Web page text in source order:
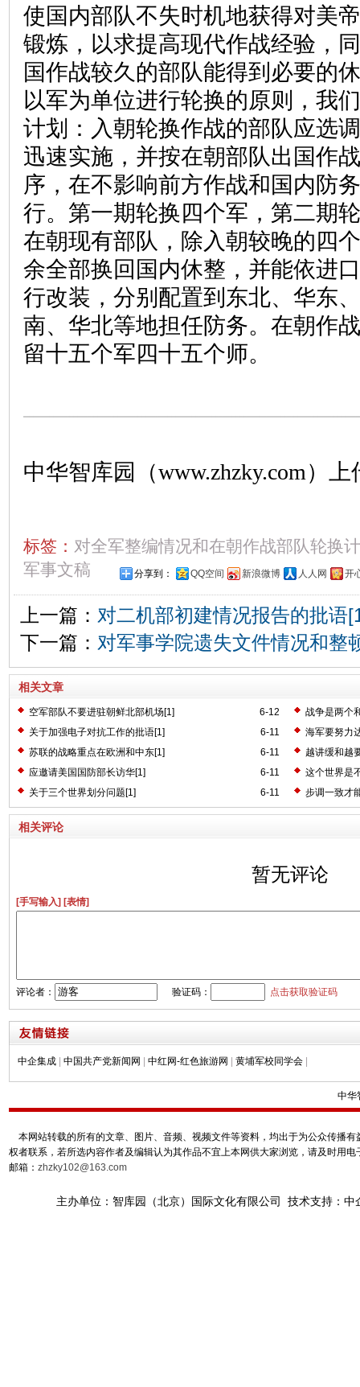
使国内部队不失时机地获得对美
锻炼，以求提高现代作战经验，
国作战较久的部队能得到必要的
以军为单位进行轮换的原则，我
计划：入朝轮换作战的部队应选
迅速实施，并按在朝部队出国作
序，在不影响前方作战和国内防
行。第一期轮换四个军，第二期
在朝现有部队，除入朝较晚的四
余全部换回国内休整，并能依进
行改装，分别配置到东北、华东
南、华北等地担任防务。在朝作
留十五个军四十五个师。
中华智库园（www.zhzky.com）上
标签： 对全军整编情况和在朝作战部队轮换
军事文稿
分享到： QQ空间 新浪微博 人人网 开
上一篇： 对二机部初建情况报告的批语
下一篇： 对军事学院遗失文件情况和整
相关文章
6-12
空军部队不要进驻朝鲜北部机场[1]
战争是两个
6-11
关于加强电子对抗工作的批语[1]
海军要努力
6-11
苏联的战略重点在欧洲和中东[1]
越讲缓和越
6-11
应邀请美国国防部长访华[1]
这个世界是
6-11
关于三个世界划分问题[1] 步调一致才
相关评论
暂无评论
[手写输入] [表情]
评论者： 验证码： 点击获取验证码
中企集成 | 中国共产党新闻网 | 中红网-红色旅游网 | 黄埔军校同学会 |
中华
本网站转载的所有的文章、图片、音频、视频文件等资料，均出于为公众传播
权者联系，若所选内容作者及编辑认为其作品不宜上本网供大家浏览，请及时用
邮箱： zhzky102@163.com
主办单位：智库园（北京）国际文化有限公司 技术支持：